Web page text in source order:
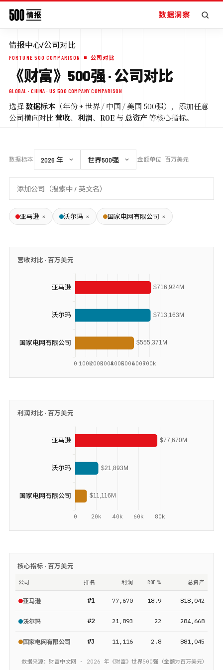
数据洞察
情报中心/公司对比
FORTUNE 500 COMPARISON 公司对比
《财富》500强 · 公司对比
GLOBAL · CHINA · US 500 COMPANY COMPARISON
选择 数据标本 （年份 + 世界 / 中国 / 美国 500强），添加任意
公司横向对比 营收、 利润、 ROE 与 总资产等核心指标。
数据标本 金额单位 百万美元
亚马逊 × 沃尔玛 × 国家电网有限公司 ×
营收对比 · 百万美元
利润对比 · 百万美元
核心指标 · 百万美元
公司 排名 利润 ROE % 总资产
亚马逊 #1 77,670 18.9 818,042
沃尔玛 #2 21,893 22 284,668
国家电网有限公司 #3 11,116 2.8 881,045
数据来源：财富中文网 · 2026 年《财富》 世界500强 （金额为百万美元）